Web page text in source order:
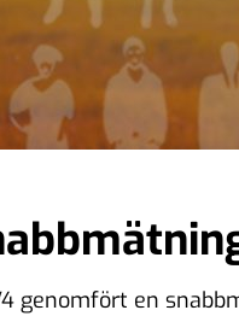
genomfört en